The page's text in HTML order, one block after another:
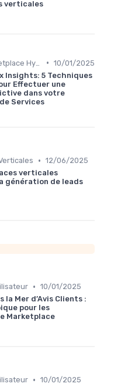
verticales
• 10/01/2025
Insights: 5 Techniques
Effectuer une
dans votre
Services
• 12/06/2025
verticales
génération de leads
• 10/01/2025
la Mer d’Avis Clients :
pour les
Marketplace
• 10/01/2025